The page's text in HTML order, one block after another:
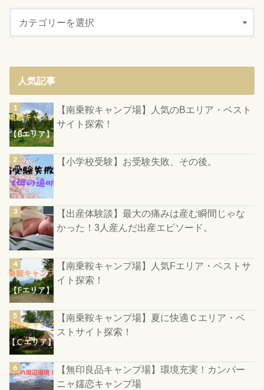
人気記事
【南乗鞍キャンプ場】人気のBエリア・ベスト
サイト探索！
【小学校受験】お受験失敗、その後。
【出産体験談】最大の痛みは産む瞬間じゃな
かった！3人産んだ出産エピソード。
【南乗鞍キャンプ場】人気Fエリア・ベストサ
イト探索！
【南乗鞍キャンプ場】夏に快適Ｃエリア・ベ
ストサイト探索！
【無印良品キャンプ場】環境充実！カンパー
ニャ嬬恋キャンプ場